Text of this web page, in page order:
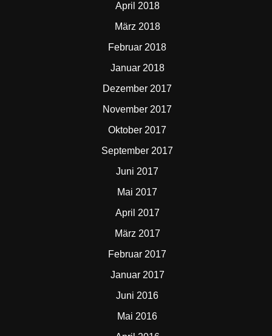
April 2018
März 2018
Februar 2018
Januar 2018
Dezember 2017
November 2017
Oktober 2017
September 2017
Juni 2017
Mai 2017
April 2017
März 2017
Februar 2017
Januar 2017
Juni 2016
Mai 2016